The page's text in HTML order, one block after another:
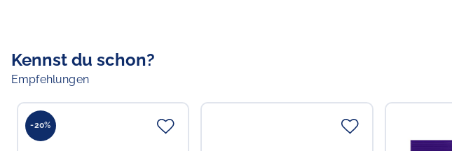
Kennst du schon?
Empfehlungen
-20%